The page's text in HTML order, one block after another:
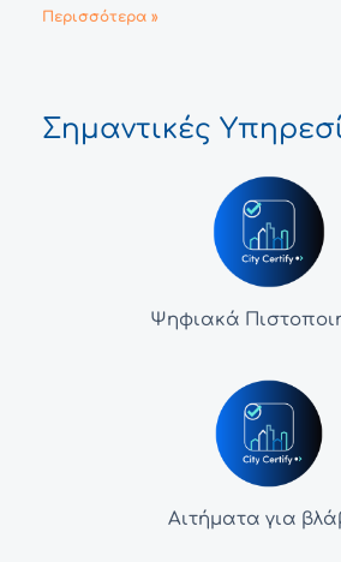
Περισσότερα »
Σημαντικές
Ψηφιακά
Αιτήματα για